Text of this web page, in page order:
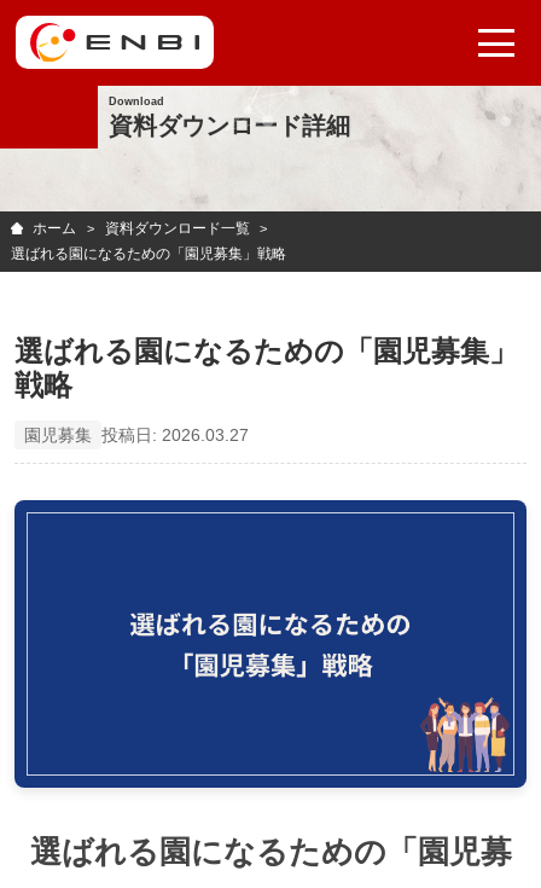
Download
資料ダウンロード詳細
ホーム
資料ダウンロード一覧
選ばれる園になるための「園児募集」戦略
選ばれる園になるための「園児募集」
戦略
園児募集 投稿日: 2026.03.27
選ばれる園になるための「園児募